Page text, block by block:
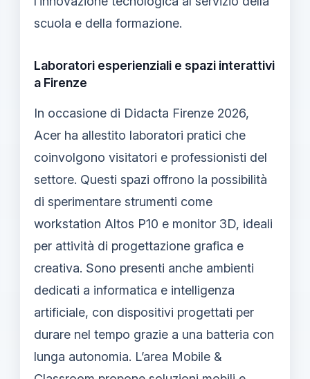
scuola e della formazione.
Laboratori esperienziali e spazi interattivi
a Firenze
In occasione di Didacta Firenze 2026,
Acer ha allestito laboratori pratici che
coinvolgono visitatori e professionisti del
settore. Questi spazi offrono la possibilità
di sperimentare strumenti come
workstation Altos P10 e monitor 3D, ideali
per attività di progettazione grafica e
creativa. Sono presenti anche ambienti
dedicati a informatica e intelligenza
artificiale, con dispositivi progettati per
durare nel tempo grazie a una batteria con
lunga autonomia. L’area Mobile &